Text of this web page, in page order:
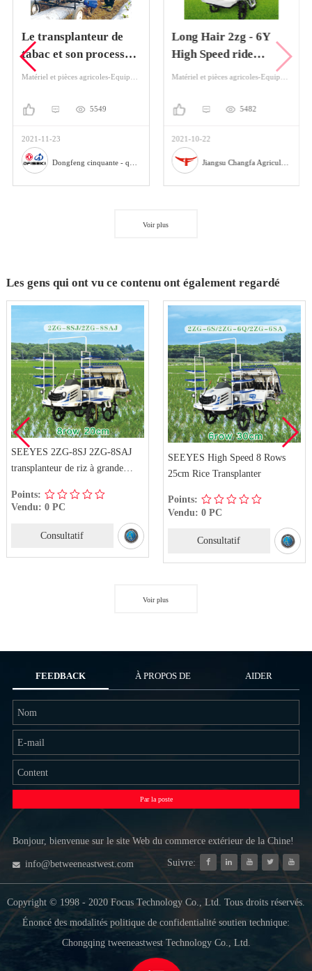
Le transplanteur de
tabac et son processus
de plantation
5549
2021-11-23
Long Hair 2zg - 6Y
High Speed ride
transplanter
5482
2021-10-22
Voir plus
Les gens qui ont vu ce contenu ont également regardé
SEEYES 2ZG-8SJ 2ZG-8SAJ
transplanteur de riz à grande
Points:
Vendu: 0 PC
Consultatif
SEEYES High Speed 8 Rows
25cm Rice Transplanter
Points:
Vendu: 0 PC
Consultatif
Voir plus
FEEDBACK À PROPOS DE
NOUS
AIDER
Par la poste
Bonjour, bienvenue sur le site Web du commerce extérieur de la Chine!
info@betweeneastwest.com Suivre:
Copyright © 1998 - 2020 Focus Technology Co., Ltd. Tous droits réservés.
Énoncé des modalités politique de confidentialité soutien technique:
Chongqing tweeneastwest Technology Co., Ltd.